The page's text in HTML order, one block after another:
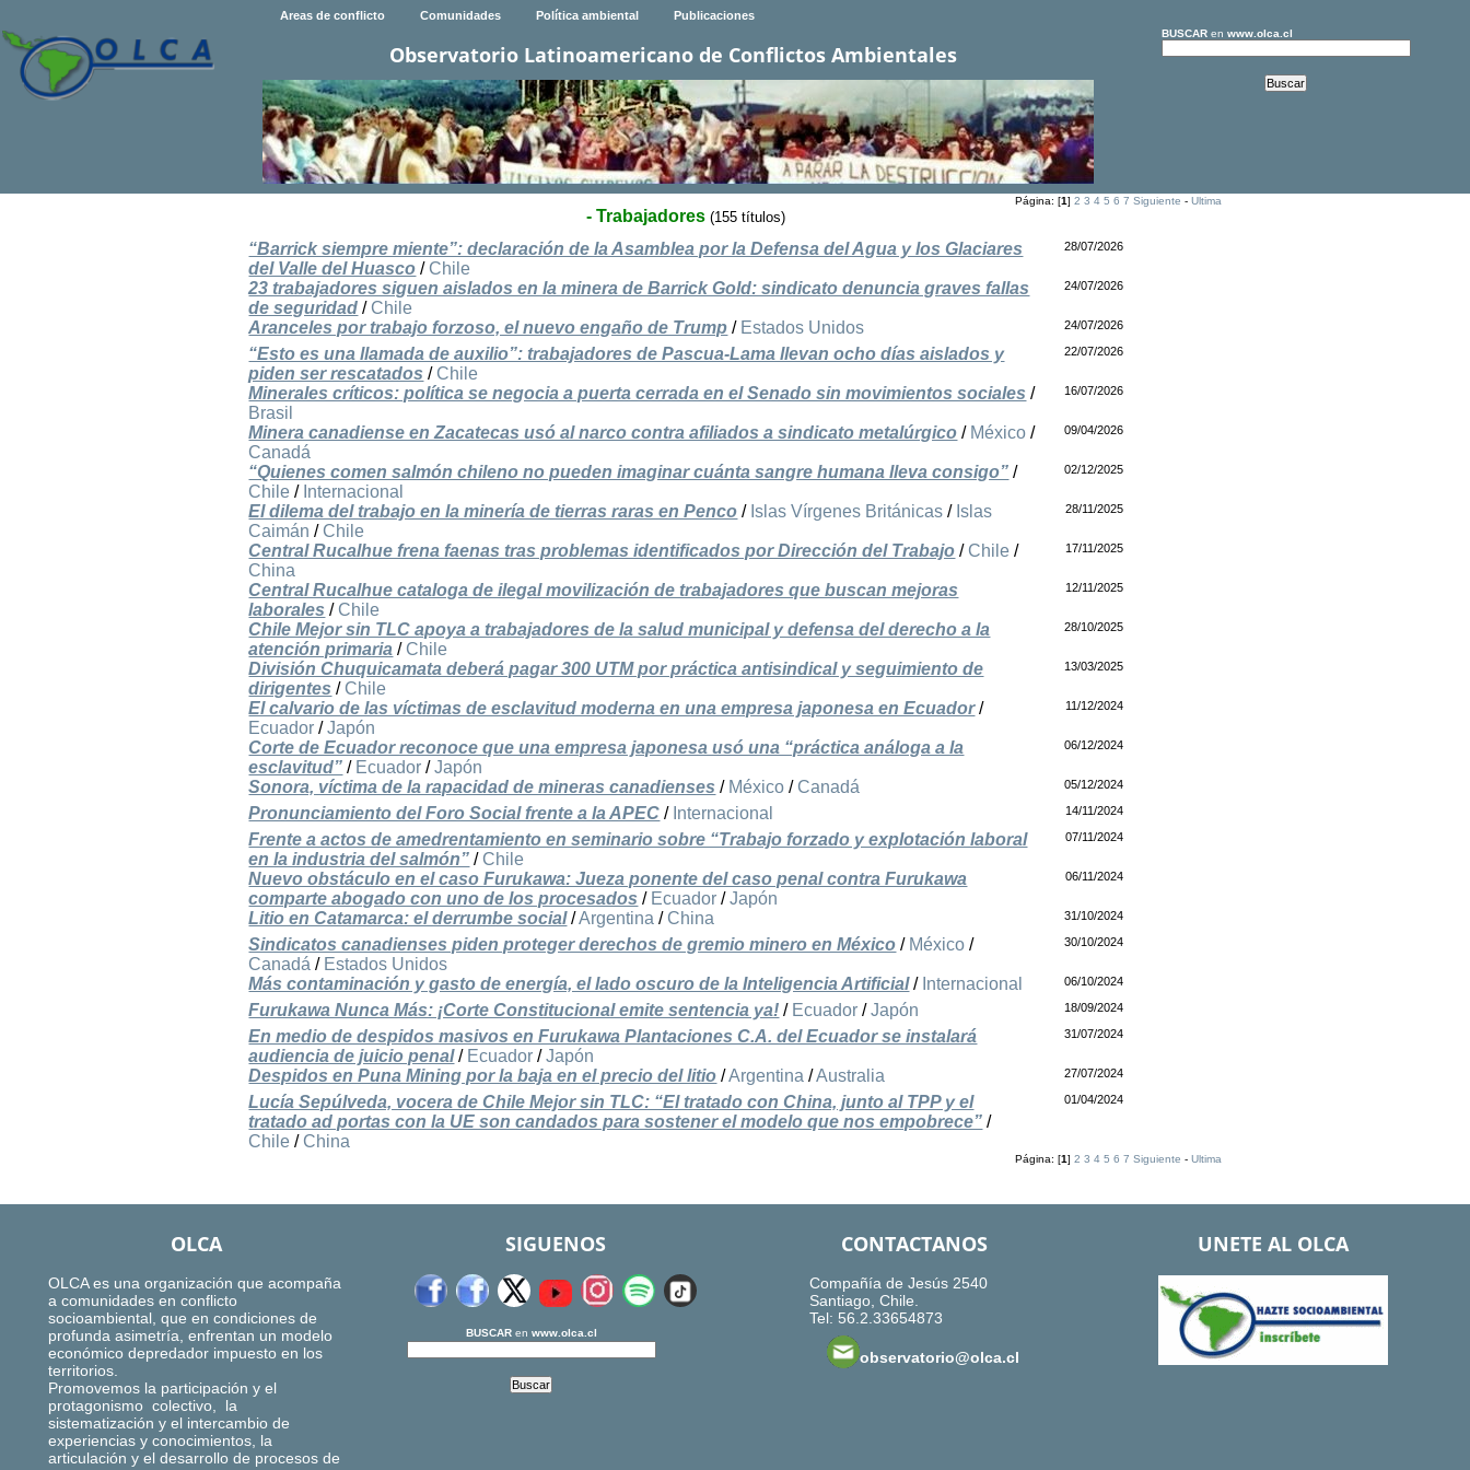
Areas de conflicto Comunidades Política ambiental Publicaciones
Observatorio Latinoamericano de Conflictos Ambientales
BUSCARen www.olca.cl
Página: [1] 2 3 4 5 6 7 Siguiente - Ultima
- Trabajadores (155 títulos)
“Barrick siempre miente”: declaración de la Asamblea por la Defensa del Agua y los Glaciares
del Valle del Huasco / Chile
28/07/2026
23 trabajadores siguen aislados en la minera de Barrick Gold: sindicato denuncia graves fallas
de seguridad / Chile
24/07/2026
Aranceles por trabajo forzoso, el nuevo engaño de Trump / Estados Unidos 24/07/2026
“Esto es una llamada de auxilio”: trabajadores de Pascua-Lama llevan ocho días aislados y
piden ser rescatados / Chile
22/07/2026
Minerales críticos: política se negocia a puerta cerrada en el Senado sin movimientos sociales /
Brasil
16/07/2026
Minera canadiense en Zacatecas usó al narco contra afiliados a sindicato metalúrgico / México /
Canadá
09/04/2026
“Quienes comen salmón chileno no pueden imaginar cuánta sangre humana lleva consigo” /
Chile / Internacional
02/12/2025
El dilema del trabajo en la minería de tierras raras en Penco / Islas Vírgenes Británicas / Islas
Caimán / Chile
28/11/2025
Central Rucalhue frena faenas tras problemas identificados por Dirección del Trabajo / Chile /
China
17/11/2025
Central Rucalhue cataloga de ilegal movilización de trabajadores que buscan mejoras
laborales / Chile
12/11/2025
Chile Mejor sin TLC apoya a trabajadores de la salud municipal y defensa del derecho a la
atención primaria / Chile
28/10/2025
División Chuquicamata deberá pagar 300 UTM por práctica antisindical y seguimiento de
dirigentes / Chile
13/03/2025
El calvario de las víctimas de esclavitud moderna en una empresa japonesa en Ecuador/
Ecuador /Japón
11/12/2024
Corte de Ecuador reconoce que una empresa japonesa usó una “práctica análoga a la
esclavitud” / Ecuador /Japón
06/12/2024
Sonora, víctima de la rapacidad de mineras canadienses / México / Canadá 05/12/2024
Pronunciamiento del Foro Social frente a la APEC / Internacional 14/11/2024
Frente a actos de amedrentamiento en seminario sobre “Trabajo forzado y explotación laboral
en la industria del salmón” / Chile
07/11/2024
Nuevo obstáculo en el caso Furukawa: Jueza ponente del caso penal contra Furukawa
comparte abogado con uno de los procesados / Ecuador /Japón
06/11/2024
Litio en Catamarca: el derrumbe social/Argentina / China 31/10/2024
Sindicatos canadienses piden proteger derechos de gremio minero en México / México /
Canadá / Estados Unidos
30/10/2024
Más contaminación y gasto de energía, el lado oscuro de la Inteligencia Artificial/ Internacional 06/10/2024
Furukawa Nunca Más: ¡Corte Constitucional emite sentencia ya! / Ecuador /Japón 18/09/2024
En medio de despidos masivos en Furukawa Plantaciones C.A. del Ecuador se instalará
audiencia de juicio penal/ Ecuador /Japón
31/07/2024
Despidos en Puna Mining por la baja en el precio del litio /Argentina /Australia 27/07/2024
Lucía Sepúlveda, vocera de Chile Mejor sin TLC: “El tratado con China, junto al TPP y el
tratado ad portas con la UE son candados para sostener el modelo que nos empobrece” /
Chile / China
01/04/2024
Página: [1] 2 3 4 5 6 7 Siguiente - Ultima
OLCA
OLCA es una organización que acompaña
a comunidades en conflicto
socioambiental, que en condiciones de
profunda asimetría, enfrentan un modelo
económico depredador impuesto en los
territorios.
Promovemos la participación y el
protagonismo colectivo, la
sistematización y el intercambio de
experiencias y conocimientos, la
articulación y el desarrollo de procesos de
SIGUENOS
BUSCARen www.olca.cl
CONTACTANOS
Compañía de Jesús 2540
Santiago, Chile.
Tel: 56.2.33654873
observatorio@olca.cl
UNETE AL OLCA